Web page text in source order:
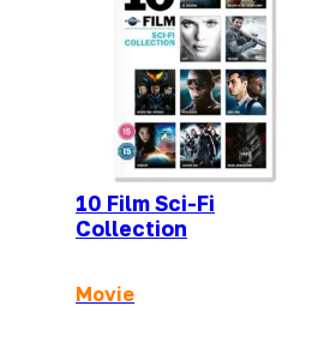
10 Film Sci-Fi
Collection
Movie